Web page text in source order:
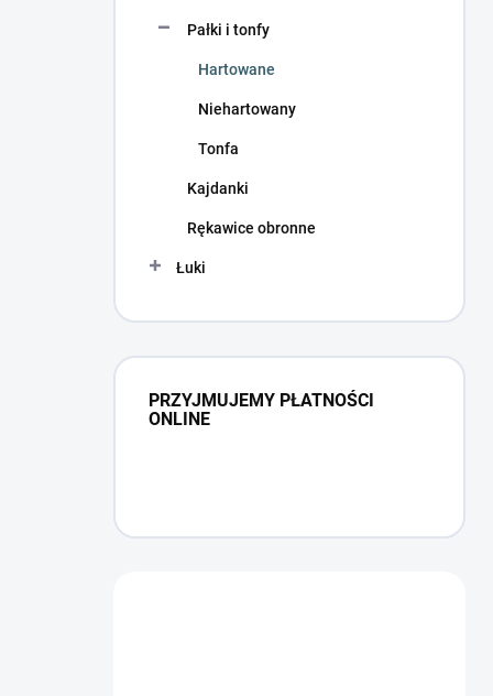
Pałki i tonfy
Hartowane
Niehartowany
Tonfa
Kajdanki
Rękawice obronne
Łuki
PRZYJMUJEMY PŁATNOŚCI
ONLINE